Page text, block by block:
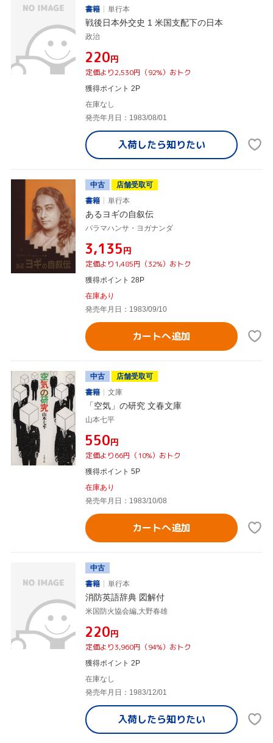
書籍
単行本
戦後日本外交史 1 米国支配下の日本
政治
¥220円
定価より2,530円（92%）おトク
獲得ポイント 2P
在庫なし
発売年月日：1983/08/01
入荷したら知りたい
中古
店舗受取可
書籍
単行本
あるヨギの自叙伝
パラマハンサ・ヨガナンダ
¥3,135円
定価より1,485円（32%）おトク
獲得ポイント 28P
在庫あり
発売年月日：1983/09/10
カートへ追加
中古
店舗受取可
書籍
文庫
「空気」の研究 文春文庫
山本七平
¥550円
定価より66円（10%）おトク
獲得ポイント 5P
在庫あり
発売年月日：1983/10/08
カートへ追加
中古
書籍
単行本
消防英語辞典 図解付
米国防火協会編,大野春雄
¥220円
定価より3,960円（94%）おトク
獲得ポイント 2P
在庫なし
発売年月日：1983/12/01
入荷したら知りたい